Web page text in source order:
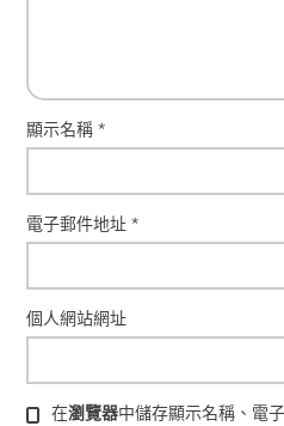
顯示名稱*
電子郵件地址*
個人網站網址
在瀏覽器中儲存顯示名稱、電